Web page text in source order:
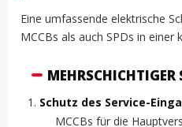
Eine umfassende elektrische
MCCBs als auch SPDs in einer
Schutz des Service-
MCCBs für die